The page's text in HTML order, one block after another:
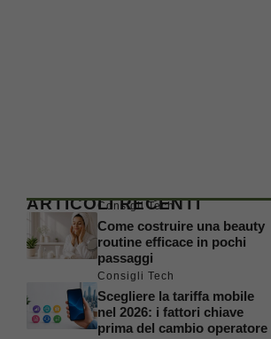
ARTICOLI RECENTI
Consigli Tech
Come costruire una beauty
routine efficace in pochi
passaggi
Consigli Tech
Scegliere la tariffa mobile
nel 2026: i fattori chiave
prima del cambio operatore